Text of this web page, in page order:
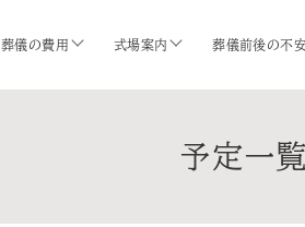
葬儀の費用 式場案内 葬儀前後の不
予定一覧